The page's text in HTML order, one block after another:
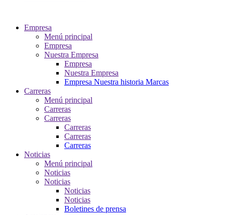
Empresa
Menú principal
Empresa
Nuestra Empresa
Empresa
Nuestra Empresa
Empresa Nuestra historia Marcas
Carreras
Menú principal
Carreras
Carreras
Carreras
Carreras
Carreras
Noticias
Menú principal
Noticias
Noticias
Noticias
Noticias
Boletines de prensa